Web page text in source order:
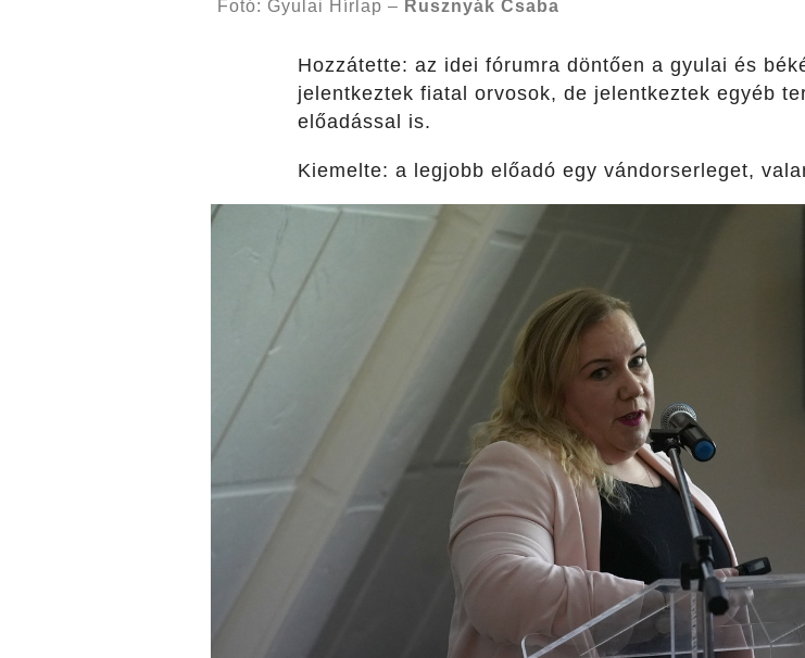
Fotó: Gyulai Hírlap – Rusznyák Csaba
Hozzátette: az idei fórumra döntően a gyulai és
jelentkeztek fiatal orvosok, de jelentkeztek egyéb
előadással is.
Kiemelte: a legjobb előadó egy vándorserleget,